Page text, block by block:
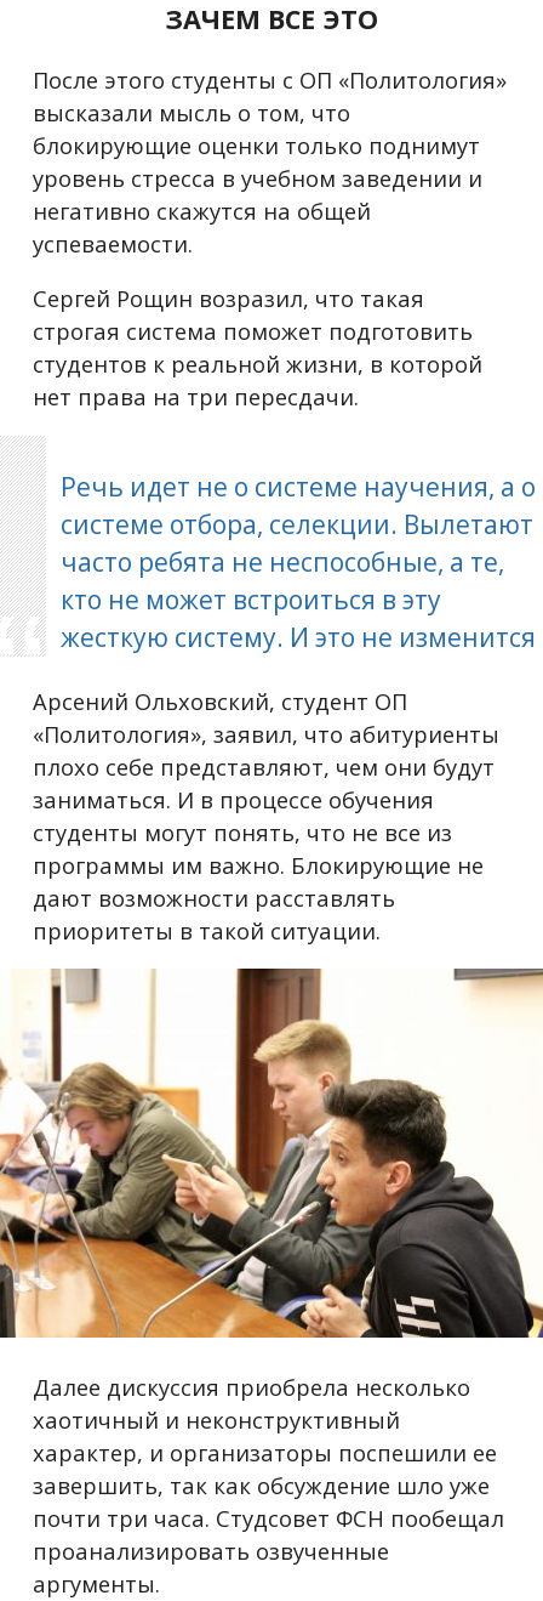
ЗАЧЕМ ВСЕ ЭТО
После этого студенты с ОП «Политология»
высказали мысль о том, что
блокирующие оценки только поднимут
уровень стресса в учебном заведении и
негативно скажутся на общей
успеваемости.
Сергей Рощин возразил, что такая
строгая система поможет подготовить
студентов к реальной жизни, в которой
нет права на три пересдачи.
Речь идет не о системе научения, а о
системе отбора, селекции. Вылетают
часто ребята не неспособные, а те,
кто не может встроиться в эту
жесткую систему. И это не изменится
Арсений Ольховский, студент ОП
«Политология», заявил, что абитуриенты
плохо себе представляют, чем они будут
заниматься. И в процессе обучения
студенты могут понять, что не все из
программы им важно. Блокирующие не
дают возможности расставлять
приоритеты в такой ситуации.
Далее дискуссия приобрела несколько
хаотичный и неконструктивный
характер, и организаторы поспешили ее
завершить, так как обсуждение шло уже
почти три часа. Студсовет ФСН пообещал
проанализировать озвученные
аргументы.